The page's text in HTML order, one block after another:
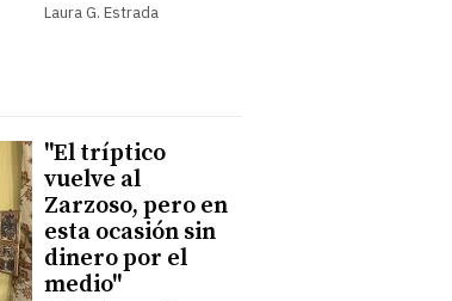
Laura G. Estrada
"El tríptico
vuelve al
Zarzoso, pero en
esta ocasión sin
dinero por el
medio"